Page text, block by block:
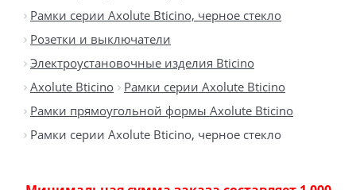
Рамки серии Axolute Bticino, черное стекло
Розетки и выключатели
Электроустановочные изделия Bticino
Axolute Bticino
Рамки серии Axolute Bticino
Рамки прямоугольной формы Axolute Bticino
Рамки серии Axolute Bticino, черное стекло